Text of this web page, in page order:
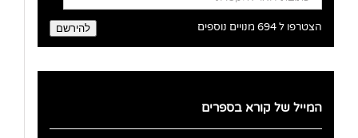
דואר
אלקטרוני
להירשם הצטרפו ל 694 מנויים נוספים
המייל של קורא בספרים